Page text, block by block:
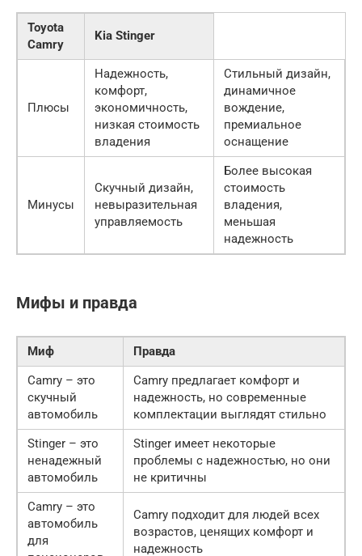
Toyota
Camry
Kia Stinger
Плюсы
Надежность,
комфорт,
экономичность,
низкая стоимость
владения
Стильный дизайн,
динамичное
вождение,
премиальное
оснащение
Минусы
Скучный дизайн,
невыразительная
управляемость
Более высокая
стоимость
владения,
меньшая
надежность
Мифы и правда
Миф
Правда
Camry – это
скучный
автомобиль
Camry предлагает комфорт и
надежность, но современные
комплектации выглядят стильно
Stinger – это
ненадежный
автомобиль
Stinger имеет некоторые
проблемы с надежностью, но они
не критичны
Camry – это
автомобиль
для
Camry подходит для людей всех
возрастов, ценящих комфорт и
надежность